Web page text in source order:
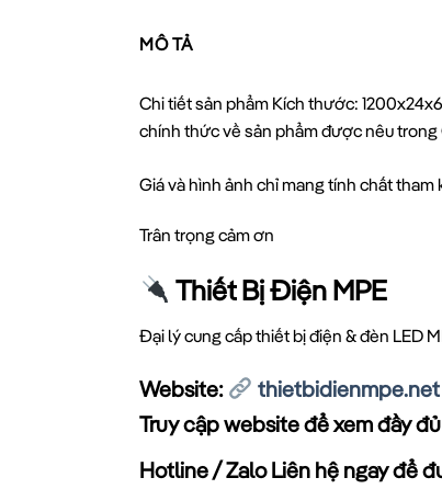
MÔ TẢ
Chi tiết sản phẩm Kích thước:
chính thức về sản phẩm được nêu trong
Giá và hình ảnh chỉ mang tính chất
Trân trọng cảm ơn
Thiết Bị Điện MPE
Đại lý cung cấp thiết bị điện & đèn LED
Website:
thietbidienmpe.net
Truy cập website để xem đầy
Hotline / Zalo Liên hệ ngay để